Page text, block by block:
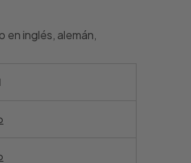
inglés, alemán,